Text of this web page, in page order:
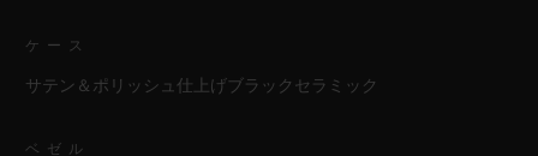
ケース
サテン＆ポリッシュ仕上げブラックセラミック
ベゼル